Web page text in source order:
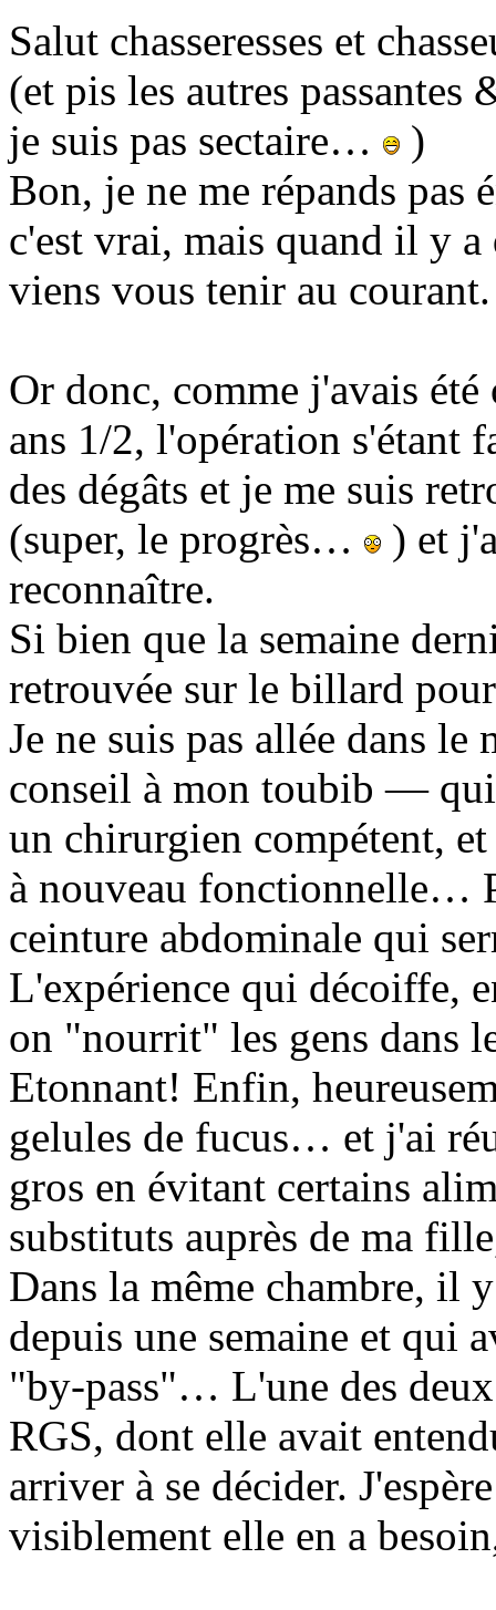
Salut chasseresses et
(et pis les autres passantes
je suis pas sectaire…
)
Bon, je ne me répands pas
c'est vrai, mais quand il y a
viens vous tenir au courant.
Or donc, comme j'avais
ans 1/2, l'opération s'étant
des dégâts et je me suis
(super, le progrès…
) et
reconnaître.
Si bien que la semaine
retrouvée sur le billard
Je ne suis pas allée dans
conseil à mon toubib —
un chirurgien compétent,
à nouveau fonctionnelle…
ceinture abdominale qui
L'expérience qui décoiffe,
on "nourrit" les gens dans
Etonnant! Enfin,
gelules de fucus… et j'ai
gros en évitant certains
substituts auprès de ma
Dans la même chambre, il
depuis une semaine et qui
"by-pass"… L'une des
RGS, dont elle avait
arriver à se décider.
visiblement elle en a